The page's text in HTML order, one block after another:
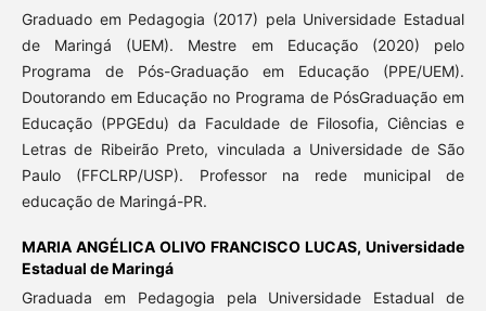
Graduado em Pedagogia (2017) pela Universidade Estadual
de Maringá (UEM). Mestre em Educação (2020) pelo
Programa de Pós-Graduação em Educação (PPE/UEM).
Doutorando em Educação no Programa de PósGraduação em
Educação (PPGEdu) da Faculdade de Filosofia, Ciências e
Letras de Ribeirão Preto, vinculada a Universidade de São
Paulo (FFCLRP/USP). Professor na rede municipal de
educação de Maringá-PR.
MARIA ANGÉLICA OLIVO FRANCISCO LUCAS,Universidade
Estadual de Maringá
Graduada em Pedagogia pela Universidade Estadual de